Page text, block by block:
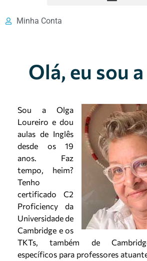
Minha Conta
Olá, eu sou
Sou a Olga
Loureiro e dou
aulas de Inglês
desde os 19
anos. Faz
tempo, heim?
Tenho
certificado C2
Proficiency da
Universidade de
Cambridge e os
TKTs, também de
específicos para professores